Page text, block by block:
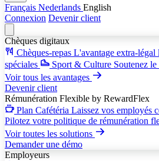
Français Nederlands English
Connexion Devenir client
Chèques digitaux
Chèques-repas L'avantage extra-
spéciales
Sport & Culture Soutenez
Voir tous les avantages
Devenir client
Rémunération Flexible by RewardFlex
Plan Cafétéria Laissez vos employés
Pilotez votre politique de rémunération
Voir toutes les solutions
Demander une démo
Employeurs